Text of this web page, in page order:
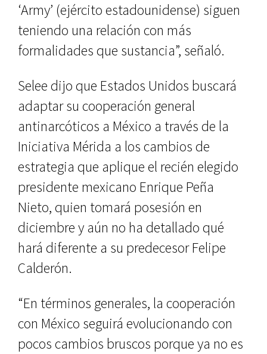
‘Army’ (ejército estadounidense) siguen
teniendo una relación con más
formalidades que sustancia”, señaló.
Selee dijo que Estados Unidos buscará
adaptar su cooperación general
antinarcóticos a México a través de la
Iniciativa Mérida a los cambios de
estrategia que aplique el recién elegido
presidente mexicano Enrique Peña
Nieto, quien tomará posesión en
diciembre y aún no ha detallado qué
hará diferente a su predecesor Felipe
Calderón.
“En términos generales, la cooperación
con México seguirá evolucionando con
pocos cambios bruscos porque ya no es